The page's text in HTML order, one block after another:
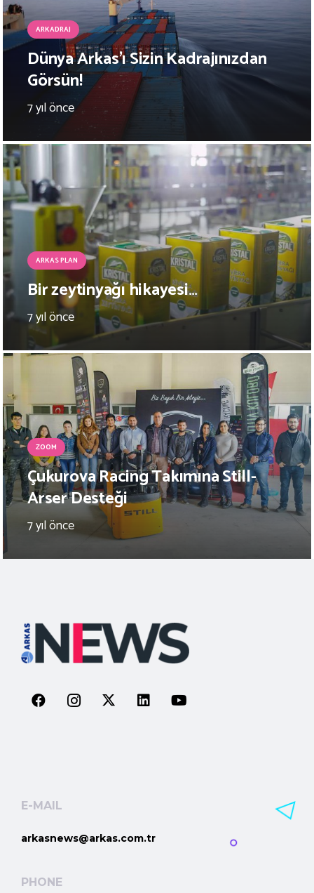
ARKADRAJ
Dünya Arkas’ı Sizin Kadrajınızdan
Görsün!
7 yıl önce
ARKAS PLAN
Bir zeytinyağı hikayesi…
7 yıl önce
ZOOM
Çukurova Racing Takımına Still-
Arser Desteği
7 yıl önce
E-MAIL
arkasnews@arkas.com.tr
PHONE